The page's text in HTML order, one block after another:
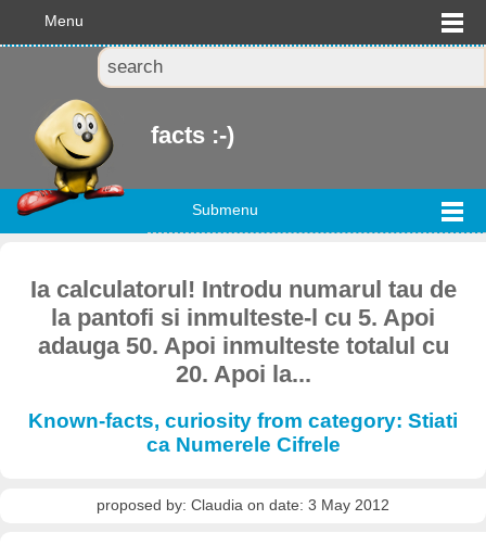
Menu
facts :-)
Submenu
Ia calculatorul! Introdu numarul tau de
la pantofi si inmulteste-l cu 5. Apoi
adauga 50. Apoi inmulteste totalul cu
20. Apoi la...
Known-facts, curiosity from category: Stiati
ca Numerele Cifrele
proposed by: Claudia on date: 3 May 2012